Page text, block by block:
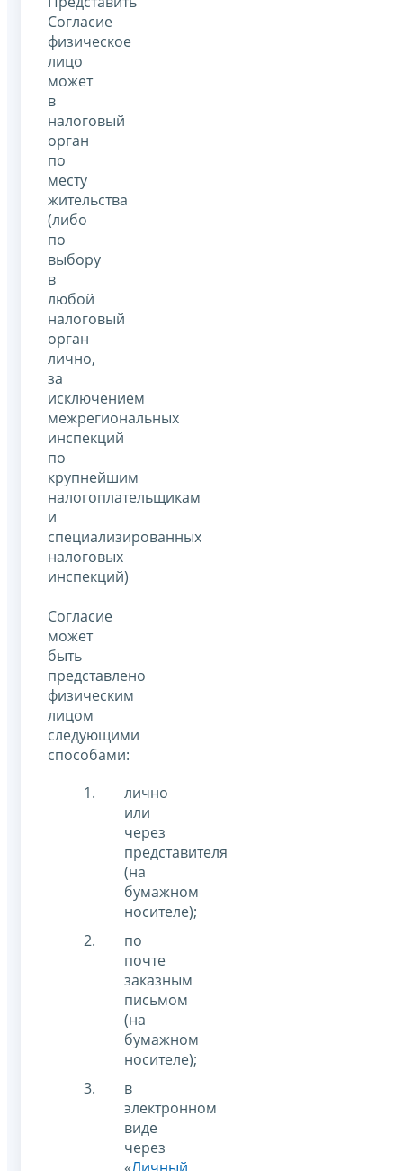
Согласие
физическое
лицо
может
в
налоговый
орган
по
месту
жительства
(либо
по
выбору
в
любой
налоговый
орган
лично,
за
исключением
межрегиональных
инспекций
по
крупнейшим
налогоплательщикам
и
специализированных
налоговых
инспекций)
Согласие
может
быть
представлено
физическим
лицом
следующими
способами:
лично
или
через
представителя
(на
бумажном
носителе);
по
почте
заказным
письмом
(на
бумажном
носителе);
в
электронном
виде
через
«Личный